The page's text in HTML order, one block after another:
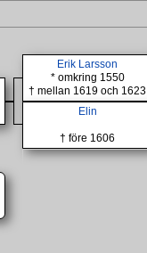
Erik Larsson
* omkring 1550
† mellan 1619 och 1623
Elin
† före 1606